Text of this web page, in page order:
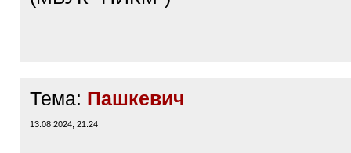
Тема: Пашкевич
13.08.2024, 21:24